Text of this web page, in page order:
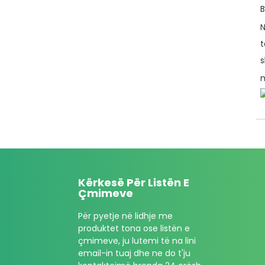
Kërkesë Për Listën E
Çmimeve
Për pyetje në lidhje me
produktet tona ose listën e
çmimeve, ju lutemi të na lini
email-in tuaj dhe ne do t'ju